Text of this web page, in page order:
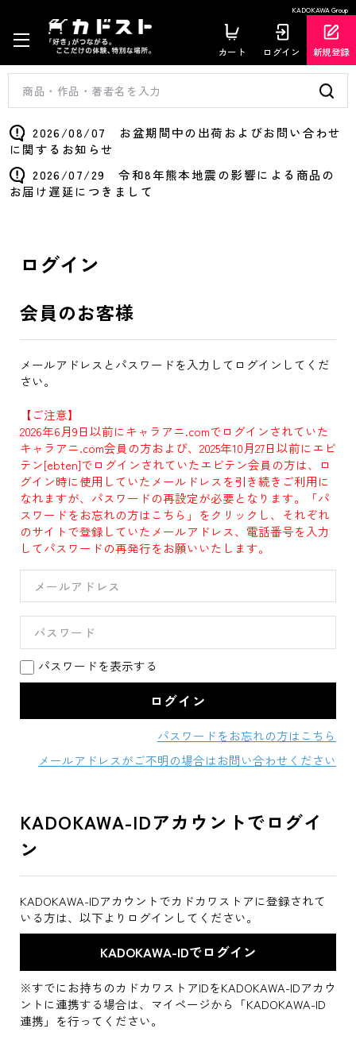
KADOKAWA Group
カート ログイン 新規登録
2026/08/07 お盆期間中の出荷およびお問い合わせ
に関するお知らせ
2026/07/29 令和8年熊本地震の影響による商品の
お届け遅延につきまして
ログイン
会員のお客様
メールアドレスとパスワードを入力してログインしてくだ
さい。
【ご注意】
2026年6月9日以前にキャラアニ.comでログインされていた
キャラアニ.com会員の方および、2025年10月27日以前にエビ
テン[ebten]でログインされていたエビテン会員の方は、ロ
グイン時に使用していたメールドレスを引き続きご利用に
なれますが、パスワードの再設定が必要となります。「パ
スワードをお忘れの方はこちら」をクリックし、それぞれ
のサイトで登録していたメールアドレス、電話番号を入力
してパスワードの再発行をお願いいたします。
パスワードを表示する
パスワードをお忘れの方はこちら
メールアドレスがご不明の場合はお問い合わせください
KADOKAWA-IDアカウントでログイ
ン
KADOKAWA-IDアカウントでカドカワストアに登録されて
いる方は、以下よりログインしてください。
※すでにお持ちのカドカワストアIDをKADOKAWA-IDアカウ
ントに連携する場合は、マイページから「KADOKAWA-ID
連携」を行ってください。